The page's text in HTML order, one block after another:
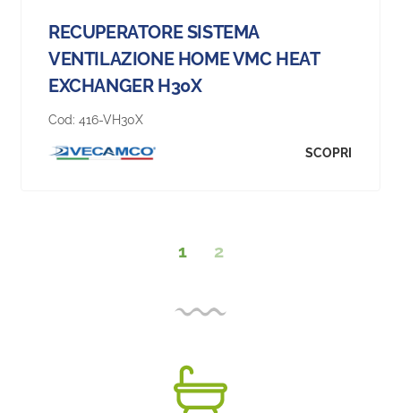
RECUPERATORE SISTEMA
VENTILAZIONE HOME VMC HEAT
EXCHANGER H30X
Cod: 416-VH30X
SCOPRI
1 2